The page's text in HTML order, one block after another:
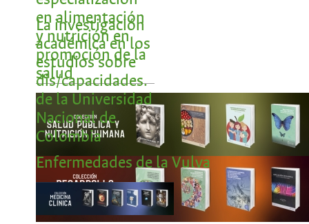
en alimentación
y nutrición en
promoción de la
salud
La investigación
académica en los
estudios sobre
dis/capacidades.
de la Universidad
Nacional de
Colombia
Enfermedades de la Vulva